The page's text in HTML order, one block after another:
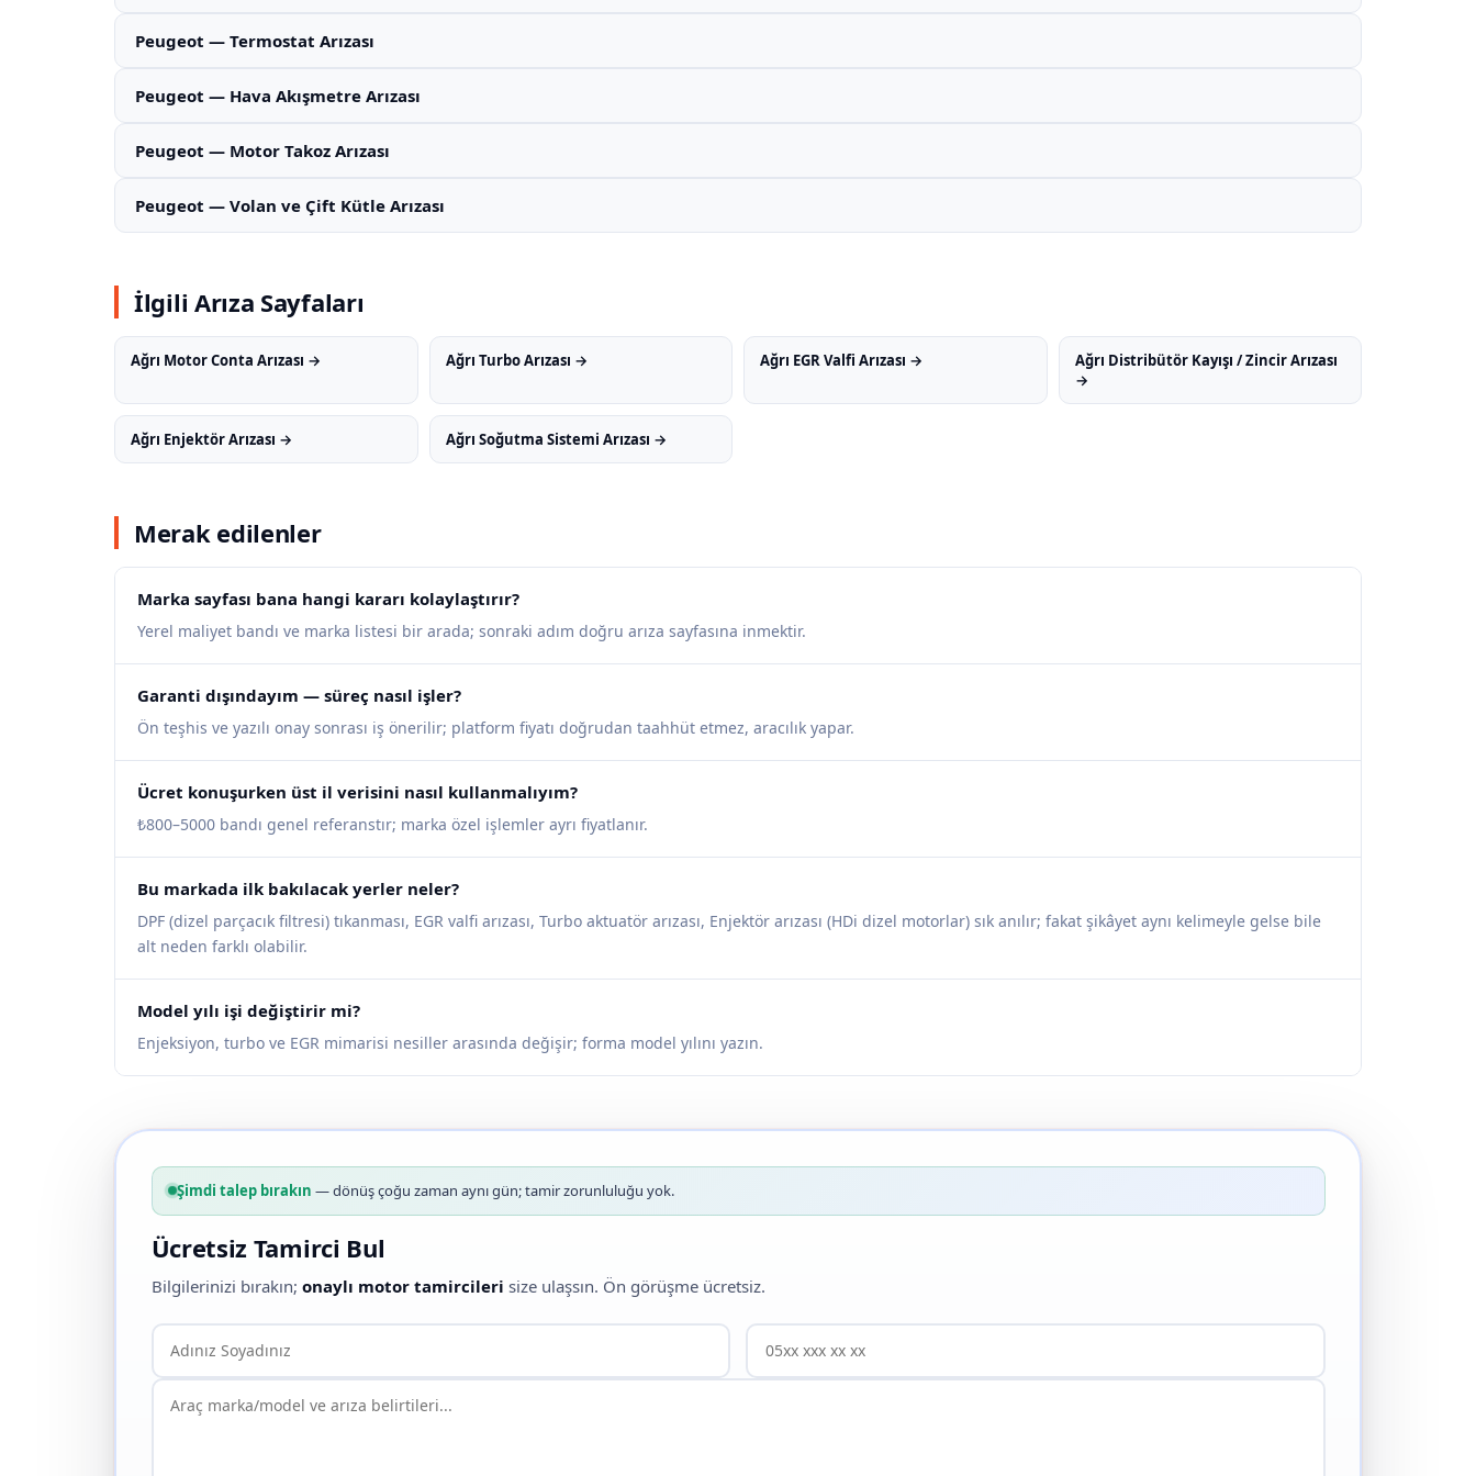
Peugeot — Termostat Arızası
Peugeot — Hava Akışmetre Arızası
Peugeot — Motor Takoz Arızası
Peugeot — Volan ve Çift Kütle Arızası
İlgili Arıza Sayfaları
Ağrı Motor Conta Arızası → Ağrı Turbo Arızası → Ağrı EGR Valfi Arızası →
Ağrı Distribütör Kayışı / Zincir Arızası
→
Ağrı Enjektör Arızası → Ağrı Soğutma Sistemi Arızası →
Merak edilenler
Marka sayfası bana hangi kararı kolaylaştırır?
Yerel maliyet bandı ve marka listesi bir arada; sonraki adım doğru arıza sayfasına inmektir.
Garanti dışındayım — süreç nasıl işler?
Ön teşhis ve yazılı onay sonrası iş önerilir; platform fiyatı doğrudan taahhüt etmez, aracılık yapar.
Ücret konuşurken üst il verisini nasıl kullanmalıyım?
₺800–5000 bandı genel referanstır; marka özel işlemler ayrı fiyatlanır.
Bu markada ilk bakılacak yerler neler?
DPF (dizel parçacık filtresi) tıkanması, EGR valfi arızası, Turbo aktuatör arızası, Enjektör arızası (HDi dizel motorlar) sık anılır; fakat şikâyet aynı kelimeyle gelse bile
alt neden farklı olabilir.
Model yılı işi değiştirir mi?
Enjeksiyon, turbo ve EGR mimarisi nesiller arasında değişir; forma model yılını yazın.
Şimdi talep bırakın — dönüş çoğu zaman aynı gün; tamir zorunluluğu yok.
Ücretsiz Tamirci Bul
Bilgilerinizi bırakın; onaylı motor tamircileri size ulaşsın. Ön görüşme ücretsiz.